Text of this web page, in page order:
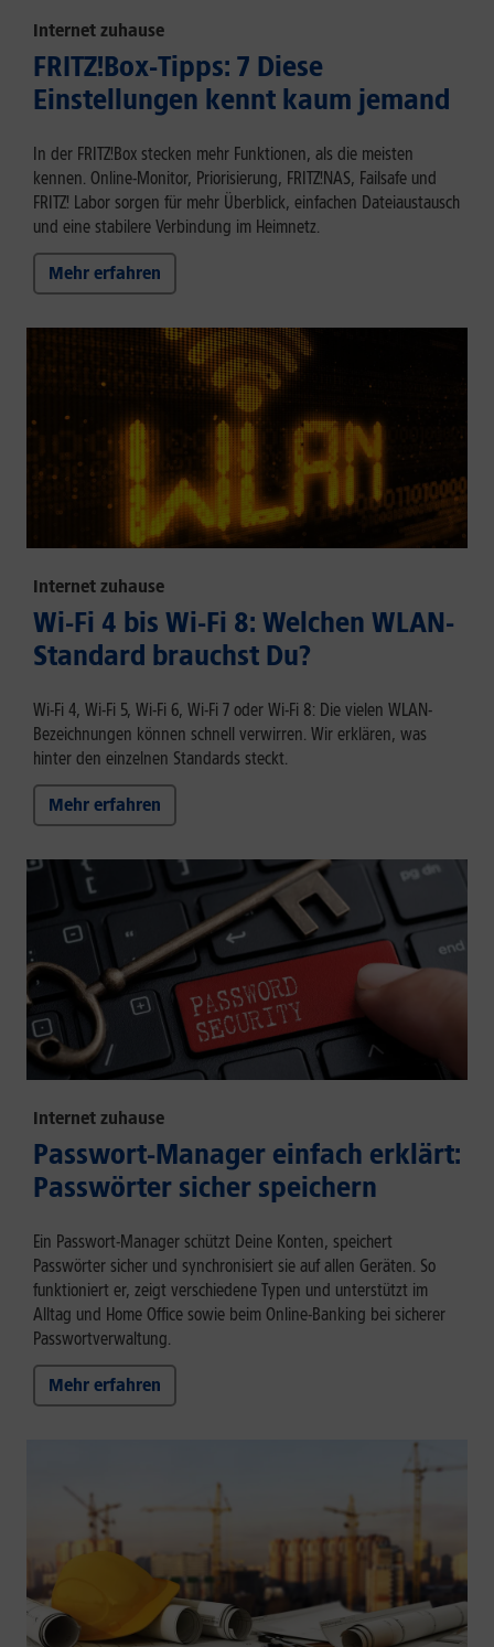
Internet zuhause
FRITZ!Box-Tipps: 7 Diese
Einstellungen kennt kaum jemand
In der FRITZ!Box stecken mehr Funktionen, als die meisten
kennen. Online-Monitor, Priorisierung, FRITZ!NAS, Failsafe und
FRITZ! Labor sorgen für mehr Überblick, einfachen Dateiaustausch
und eine stabilere Verbindung im Heimnetz.
Mehr erfahren
Internet zuhause
Wi-Fi 4 bis Wi-Fi 8: Welchen WLAN-
Standard brauchst Du?
Wi-Fi 4, Wi-Fi 5, Wi-Fi 6, Wi-Fi 7 oder Wi-Fi 8: Die vielen WLAN-
Bezeichnungen können schnell verwirren. Wir erklären, was
hinter den einzelnen Standards steckt.
Mehr erfahren
Internet zuhause
Passwort-Manager einfach erklärt:
Passwörter sicher speichern
Ein Passwort-Manager schützt Deine Konten, speichert
Passwörter sicher und synchronisiert sie auf allen Geräten. So
funktioniert er, zeigt verschiedene Typen und unterstützt im
Alltag und Home Office sowie beim Online-Banking bei sicherer
Passwortverwaltung.
Mehr erfahren